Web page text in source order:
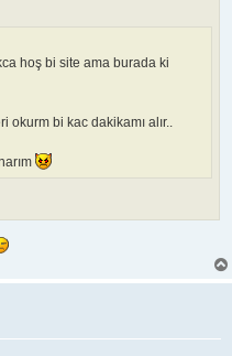
hoş bi site ama burada ki
bi kac dakikamı alır..